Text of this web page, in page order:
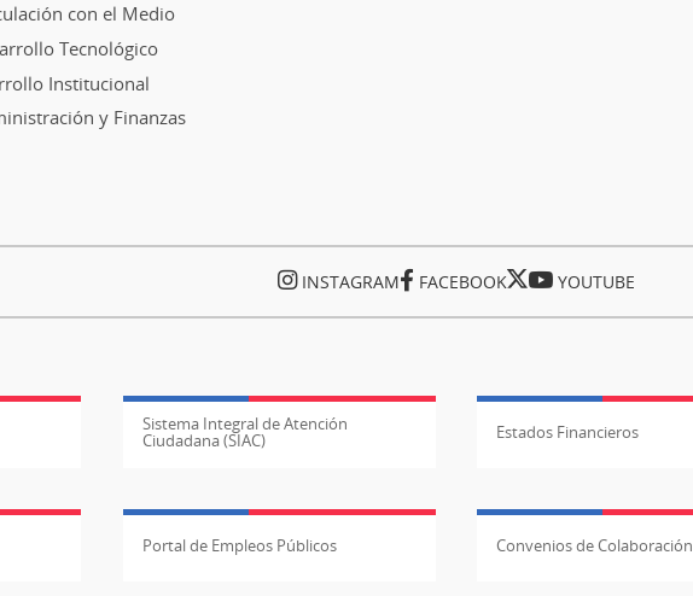
con el Medio
Tecnológico
Institucional
y Finanzas
INSTAGRAM FACEBOOK YOUTUBE
Sistema Integral de Atención
Ciudadana (SIAC) Estados Financieros
Portal de Empleos Públicos Convenios de Colaboración